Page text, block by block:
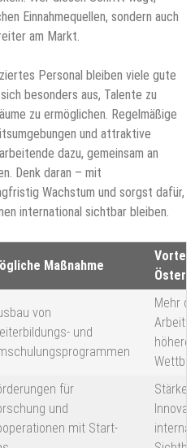
Einnahmequellen, sondern auch
am Markt.
Personal bleiben viele gute
besonders aus, Talente zu
zu ermöglichen. Regelmäßige
und attraktive
dazu, gemeinsam an
Denk daran – mit
Wachstum und sorgst dafür,
international sichtbar bleiben.
Maßnahme
von
und
Mehr
höhere
für
und
mit Start-